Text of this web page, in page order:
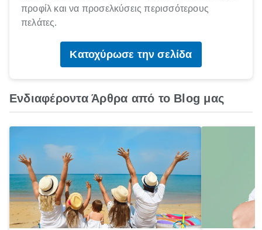
προφίλ και να προσελκύσεις περισσότερους
πελάτες.
Κατοχύρωσε την σελίδα
Ενδιαφέροντα Άρθρα από το Blog μας